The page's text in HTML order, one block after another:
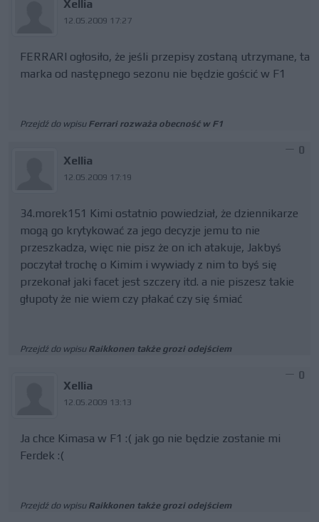
Xellia
12.05.2009 17:27
FERRARI ogłosiło, że jeśli przepisy zostaną utrzymane, ta
marka od następnego sezonu nie będzie gościć w F1
Przejdź do wpisu Ferrari rozważa obecność w F1
Xellia
12.05.2009 17:19
0
34.morek151 Kimi ostatnio powiedział, że dziennikarze
mogą go krytykować za jego decyzje jemu to nie
przeszkadza, więc nie pisz że on ich atakuje, Jakbyś
poczytał trochę o Kimim i wywiady z nim to byś się
przekonał jaki facet jest szczery itd. a nie piszesz takie
głupoty że nie wiem czy płakać czy się śmiać
Przejdź do wpisu Raikkonen także grozi odejściem
Xellia
12.05.2009 13:13
0
Ja chce Kimasa w F1 :( jak go nie będzie zostanie mi
Ferdek :(
Przejdź do wpisu Raikkonen także grozi odejściem